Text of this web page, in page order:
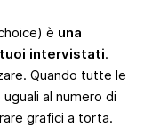
è una
tuoi intervistati.
Quando tutte le
al numero di
grafici a torta.